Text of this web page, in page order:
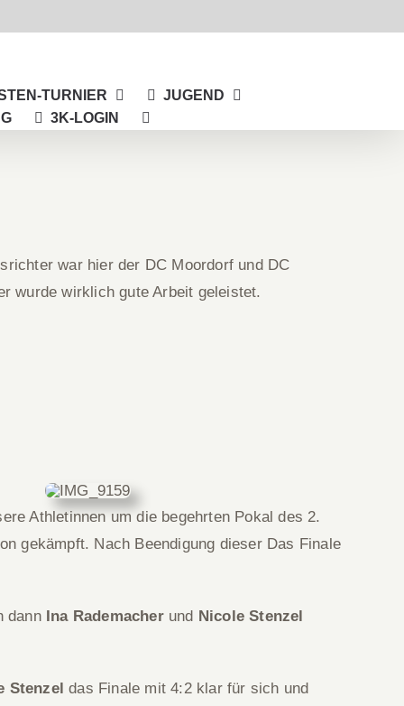
TURNIER
JUGEND
3K-LOGIN
war hier der DC Moordorf und DC
wurde wirklich gute Arbeit geleistet.
Athletinnen um die begehrten Pokal des 2.
gekämpft. Nach Beendigung dieser Das Finale
dann Ina Rademacherund Nicole Stenzel
Stenzel das Finale mit 4:2 klar für sich und